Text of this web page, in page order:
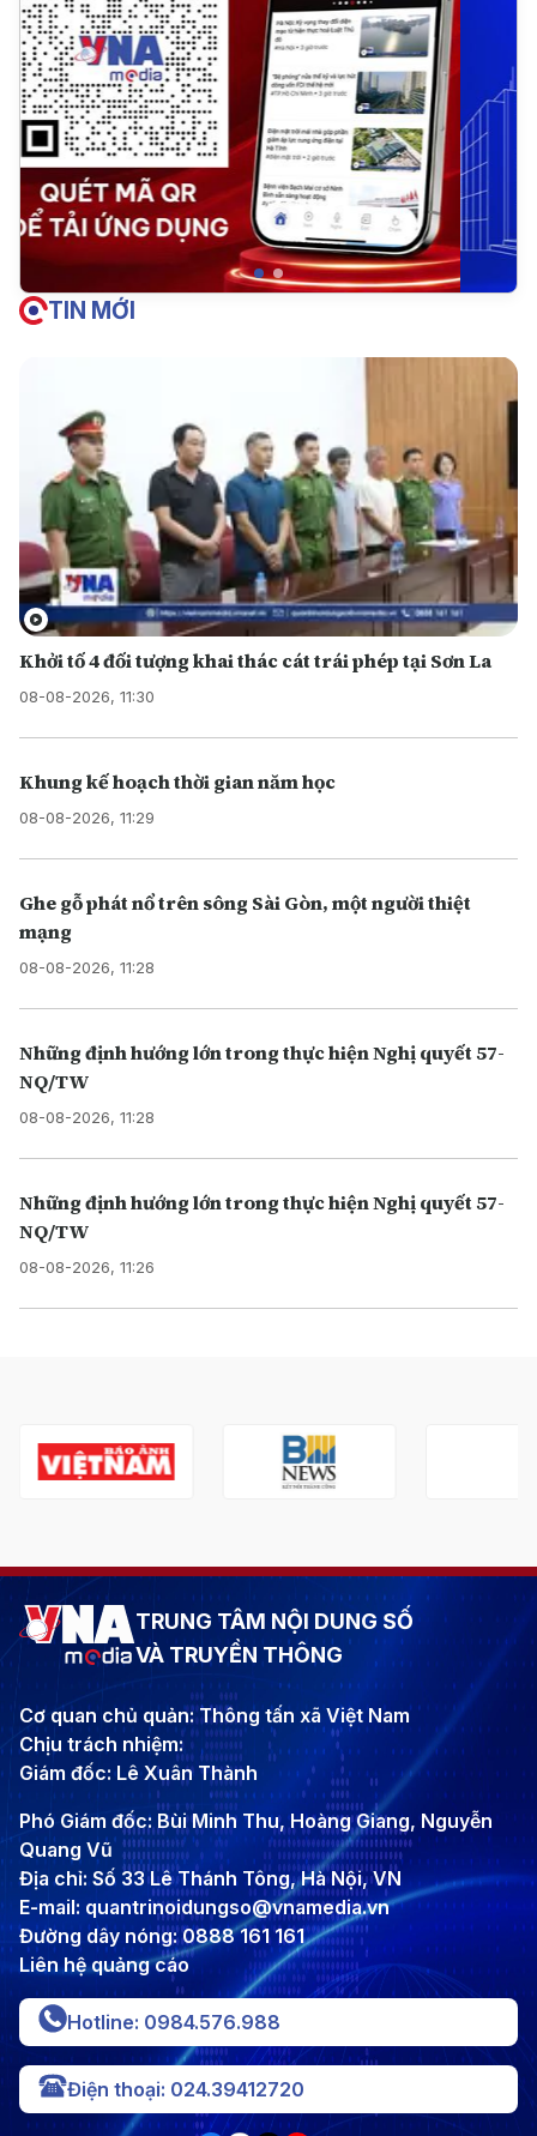
TIN MỚI
Khởi tố 4 đối tượng khai thác cát trái phép tại Sơn La
08-08-2026, 11:30
Khung kế hoạch thời gian năm học
08-08-2026, 11:29
Ghe gỗ phát nổ trên sông Sài Gòn, một người thiệt
mạng
08-08-2026, 11:28
Những định hướng lớn trong thực hiện Nghị quyết 57-
NQ/TW
08-08-2026, 11:28
Những định hướng lớn trong thực hiện Nghị quyết 57-
NQ/TW
08-08-2026, 11:26
TRUNG TÂM NỘI DUNG SỐ
VÀ TRUYỀN THÔNG
Cơ quan chủ quản: Thông tấn xã Việt Nam
Chịu trách nhiệm:
Giám đốc: Lê Xuân Thành
Phó Giám đốc: Bùi Minh Thu, Hoàng Giang, Nguyễn
Quang Vũ
Địa chỉ: Số 33 Lê Thánh Tông, Hà Nội, VN
E-mail: quantrinoidungso@vnamedia.vn
Đường dây nóng: 0888 161 161
Liên hệ quảng cáo
Hotline: 0984.576.988
Điện thoại: 024.39412720